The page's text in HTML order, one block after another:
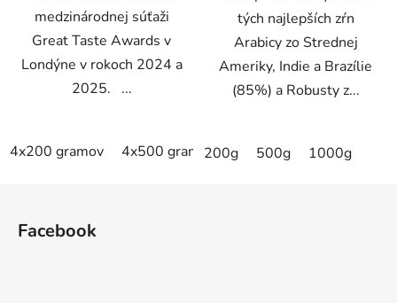
medzinárodnej súťaži
Great Taste Awards v
Londýne v rokoch 2024 a
2025. ...
4x200 gramov 4x500 gramov 4x1000 gramov
tých najlepších zŕn
Arabicy zo Strednej
Ameriky, Indie a Brazílie
(85%) a Robusty z...
200g 500g 1000g
Facebook